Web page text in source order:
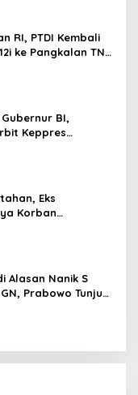
RI, PTDI Kembali
ke Pangkalan TNI
BI,
Keppres
Hormat
Eks
Korban
Alasan Nanik S
Prabowo Tunjuk